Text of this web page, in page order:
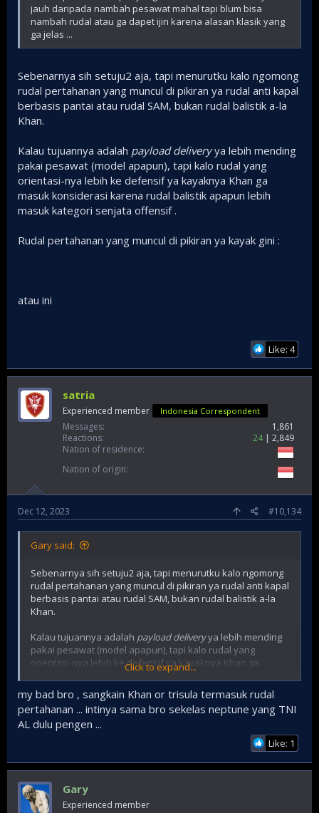
untuk penambahan PLN bagi Kemenhan?
jauh daripada nambah pesawat mahal tapi blum bisa
nambah rudal atau ga dapet ijin karena alasan klasik yang
ga jelas ...
Sebenarnya sih setuju2 aja, tapi menurutku kalo ngomong
rudal pertahanan yang muncul di pikiran ya rudal anti kapal
berbasis pantai atau rudal SAM, bukan rudal balistik a-la
Khan.
Kalau tujuannya adalah payload deliveryya lebih mending
pakai pesawat (model apapun), tapi kalo rudal yang
orientasi-nya lebih ke defensif ya kayaknya Khan ga
masuk konsiderasi karena rudal balistik apapun lebih
masuk kategori senjata offensif .
Rudal pertahanan yang muncul di pikiran ya kayak gini :
atau ini
Like: 4
satria
Experienced member Indonesia Correspondent
Messages
1,861
Reactions
24
2,849
Nation of residence
Nation of origin
Dec 12, 2023 #10,134
Gary said:
Sebenarnya sih setuju2 aja, tapi menurutku kalo ngomong
rudal pertahanan yang muncul di pikiran ya rudal anti kapal
berbasis pantai atau rudal SAM, bukan rudal balistik a-la
Khan.
Kalau tujuannya adalah payload deliveryya lebih mending
pakai pesawat (model apapun), tapi kalo rudal yang
orientasi-nya lebih ke defensif ya kayaknya Khan ga
masuk konsiderasi karena rudal balistik apapun lebih
masuk kategori senjata offensif .
Rudal pertahanan yang muncul di pikiran ya kayak gini :
atau ini
Click to expand...
my bad bro , sangkain Khan or trisula termasuk rudal
pertahanan ... intinya sama bro sekelas neptune yang TNI
AL dulu pengen ...
Like: 1
Gary
Experienced member